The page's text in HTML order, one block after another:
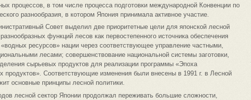
процессов, в том числе процесса подготовки международной Конвенции по
разнообразия, в котором Япония принимала активное участие.
Совет выделил две приоритетные цели для японской лесной
функций лесов как первостепенного источника обеспечения
«водных ресурсов» нации через соответствующее управление частными,
лесами; совершенствование национальной системы заготовки,
сырьевых продуктов для реализации программы «Эпоха
продуктов». Соответствующие изменения были внесены в 1991 г. в Лесной
основные принципы лесной политики.
лесной сектор Японии продолжал переживать большие сложности,